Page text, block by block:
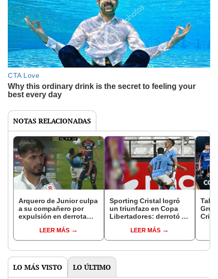
NOTAS RELACIONADAS
Arquero de Junior culpa
a su compañero por
expulsión en derrota
"Arruinó todo"
LEER MÁS
Sporting Cristal logró
un triunfazo en Copa
Libertadores: derrotó 2-
en zona de clasificación
LEER MÁS
la
LO MÁS VISTO LO ÚLTIMO